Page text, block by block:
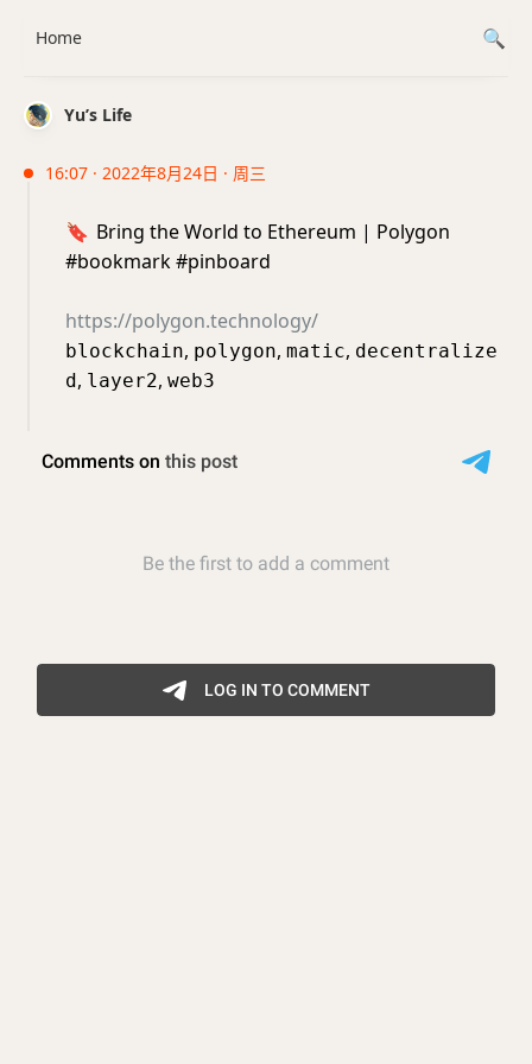
Yu’s Life
16:07 · 2022年8月24日 · 周三
🔖 Bring the World to Ethereum | Polygon
#bookmark #pinboard
https://polygon.technology/
blockchain, polygon, matic, decentralize
d, layer2, web3
Home